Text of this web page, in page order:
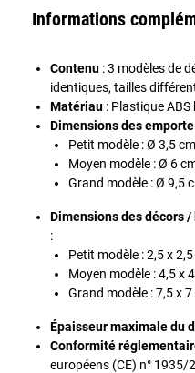
Informations
Contenu : 3 modèles de
identiques, tailles
Matériau : Plastique
Dimensions des
Petit modèle : Ø 3,5
Moyen modèle : Ø 6
Grand modèle : Ø 9,5
Dimensions des décors
:
Petit modèle : 2,5 x
Moyen modèle : 4,5 x
Grand modèle : 7,5 x
Épaisseur maximale du
Conformité
européens (CE) n° 1935/